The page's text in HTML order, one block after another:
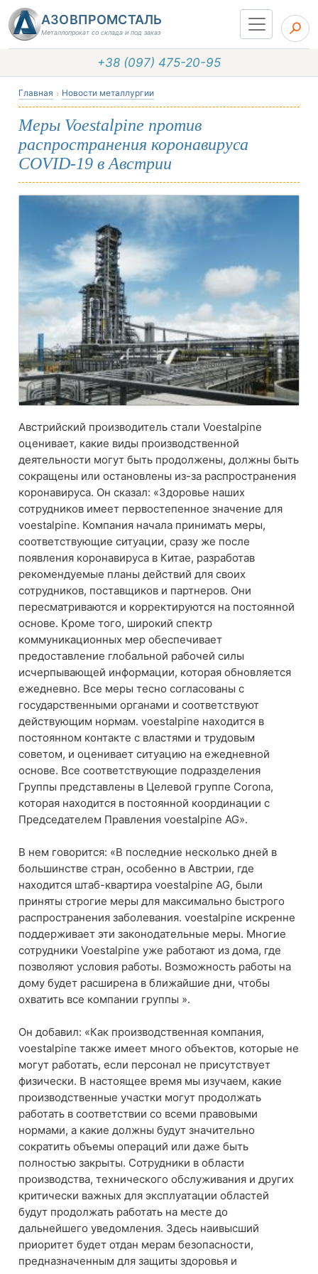
АЗОВПРОМСТАЛЬ
Металлопрокат со склада и под заказ
+38 (097) 475-20-95
Главная Новости металлургии
Меры Voestalpine против
распространения коронавируса
COVID-19 в Австрии
Австрийский производитель стали Voestalpine
оценивает, какие виды производственной
деятельности могут быть продолжены, должны быть
сокращены или остановлены из-за распространения
коронавируса. Он сказал: «Здоровье наших
сотрудников имеет первостепенное значение для
voestalpine. Компания начала принимать меры,
соответствующие ситуации, сразу же после
появления коронавируса в Китае, разработав
рекомендуемые планы действий для своих
сотрудников, поставщиков и партнеров. Они
пересматриваются и корректируются на постоянной
основе. Кроме того, широкий спектр
коммуникационных мер обеспечивает
предоставление глобальной рабочей силы
исчерпывающей информации, которая обновляется
ежедневно. Все меры тесно согласованы с
государственными органами и соответствуют
действующим нормам. voestalpine находится в
постоянном контакте с властями и трудовым
советом, и оценивает ситуацию на ежедневной
основе. Все соответствующие подразделения
Группы представлены в Целевой группе Corona,
которая находится в постоянной координации с
Председателем Правления voestalpine AG».
В нем говорится: «В последние несколько дней в
большинстве стран, особенно в Австрии, где
находится штаб-квартира voestalpine AG, были
приняты строгие меры для максимально быстрого
распространения заболевания. voestalpine искренне
поддерживает эти законодательные меры. Многие
сотрудники Voestalpine уже работают из дома, где
позволяют условия работы. Возможность работы на
дому будет расширена в ближайшие дни, чтобы
охватить все компании группы ».
Он добавил: «Как производственная компания,
voestalpine также имеет много объектов, которые не
могут работать, если персонал не присутствует
физически. В настоящее время мы изучаем, какие
производственные участки могут продолжать
работать в соответствии со всеми правовыми
нормами, а какие должны будут значительно
сократить объемы операций или даже быть
полностью закрыты. Сотрудники в области
производства, технического обслуживания и других
критически важных для эксплуатации областей
будут продолжать работать на месте до
дальнейшего уведомления. Здесь наивысший
приоритет будет отдан мерам безопасности,
предназначенным для защиты здоровья и